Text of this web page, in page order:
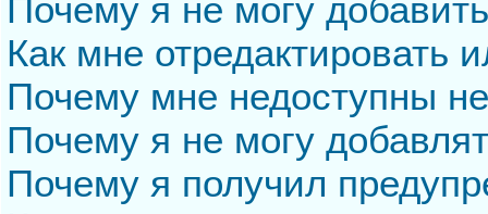
Почему я не могу
Как мне отредактировать
Почему мне недоступны
Почему я не могу
Почему я получил